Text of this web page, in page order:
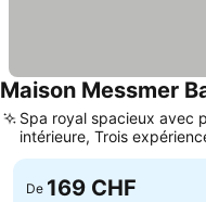
Maison Messmer
Spa royal spacieux avec
intérieure, Trois
distinctes
De 169 CHF